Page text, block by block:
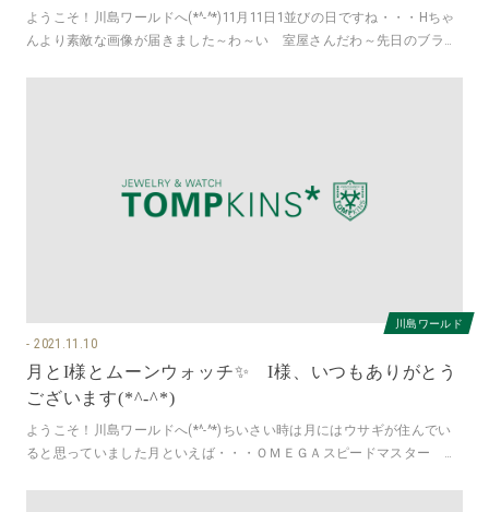
ようこそ！川島ワールドへ(*^-^*)11月11日1並びの日ですね・・・Hちゃ
んより素敵な画像が届きました～わ～い 室屋さんだわ～先日のブライ
川島ワールド
2021.11.10
月とI様とムーンウォッチ✨ I様、いつもありがとう
ございます(*^-^*)
ようこそ！川島ワールドへ(*^-^*)ちいさい時は月にはウサギが住んでい
ると思っていました月といえば・・・ＯＭＥＧＡスピードマスター ム